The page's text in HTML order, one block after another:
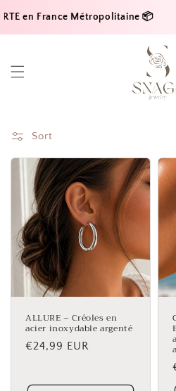
France Métropolitaine 📦
🩷
content
Sort
ALLURE – Créoles en
acier inoxydable argenté
Regular
€24,99 EUR